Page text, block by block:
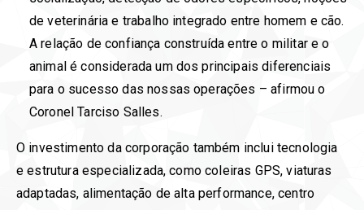
de veterinária e trabalho integrado entre homem e cão.
A relação de confiança construída entre o militar e o
animal é considerada um dos principais diferenciais
para o sucesso das nossas operações – afirmou o
Coronel Tarciso Salles.
O investimento da corporação também inclui tecnologia
e estrutura especializada, como coleiras GPS, viaturas
adaptadas, alimentação de alta performance, centro